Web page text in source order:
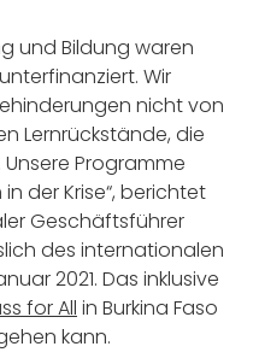
und Bildung waren
Wir
nicht von
Lernrückstände, die
Programme
der Krise“, berichtet
Geschäftsführer
des internationalen
2021. Das inklusive
for All in Burkina Faso
kann.